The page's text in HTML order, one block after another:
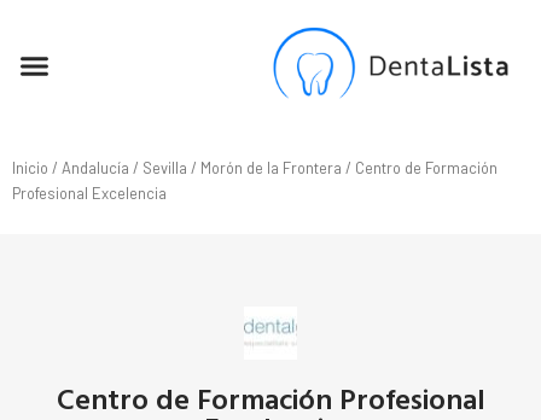
Inicio / Andalucía / Sevilla / Morón de la Frontera / Centro de Formación
Profesional Excelencia
Centro de Formación Profesional